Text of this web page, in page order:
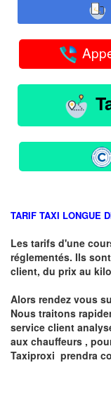
TARIF TAXI LONGUE
Les tarifs d'une
réglementés. Ils
client, du prix au
Alors rendez vous
Nous traitons
service client
aux chauffeurs ,
Taxiproxi prendra